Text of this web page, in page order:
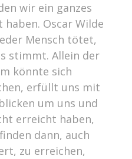
wir ein ganzes
Oscar Wilde
Mensch tötet,
stimmt. Allein der
könnte sich
erfüllt uns mit
um uns und
erreicht haben,
dann, auch
zu erreichen,